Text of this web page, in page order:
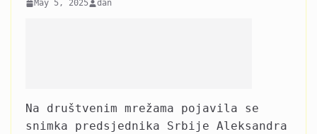
May 5, 2025 dan
Na društvenim mrežama pojavila se
snimka predsjednika Srbije Aleksandra